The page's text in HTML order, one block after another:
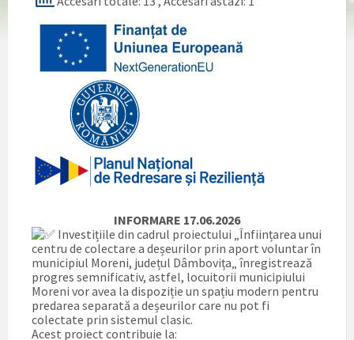
INFORMARE 17.06.2026
Investițiile din cadrul proiectului „Înființarea unui
centru de colectare a deșeurilor prin aport voluntar în
municipiul Moreni, județul Dâmbovița„ înregistrează
progres semnificativ, astfel, locuitorii municipiului
Moreni vor avea la dispoziție un spațiu modern pentru
predarea separată a deșeurilor care nu pot fi
colectate prin sistemul clasic.
Acest proiect contribuie la: